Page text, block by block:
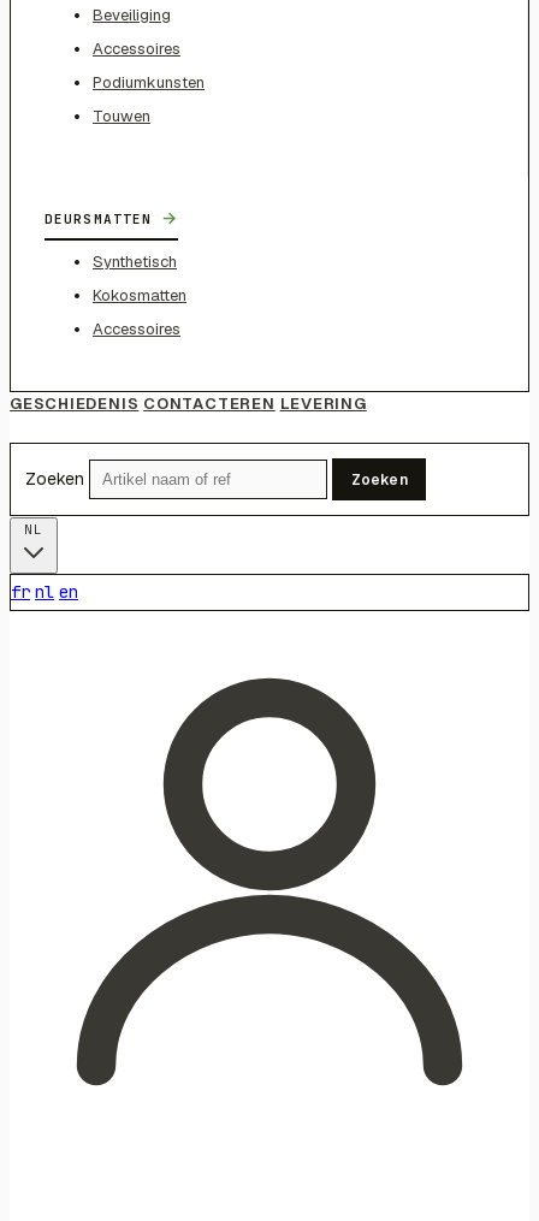
Beveiliging
Accessoires
Podiumkunsten
Touwen
DEURSMATTEN →
Synthetisch
Kokosmatten
Accessoires
GESCHIEDENIS CONTACTEREN LEVERING
Zoeken Zoeken
fr nl en